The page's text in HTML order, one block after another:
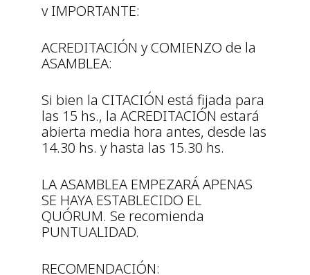
v IMPORTANTE:
ACREDITACIÓN y COMIENZO de la
ASAMBLEA:
Si bien la CITACIÓN está fijada para
las 15 hs., la ACREDITACIÓN estará
abierta media hora antes, desde las
14.30 hs. y hasta las 15.30 hs.
LA ASAMBLEA EMPEZARÁ APENAS
SE HAYA ESTABLECIDO EL
QUÓRUM. Se recomienda
PUNTUALIDAD.
RECOMENDACIÓN: